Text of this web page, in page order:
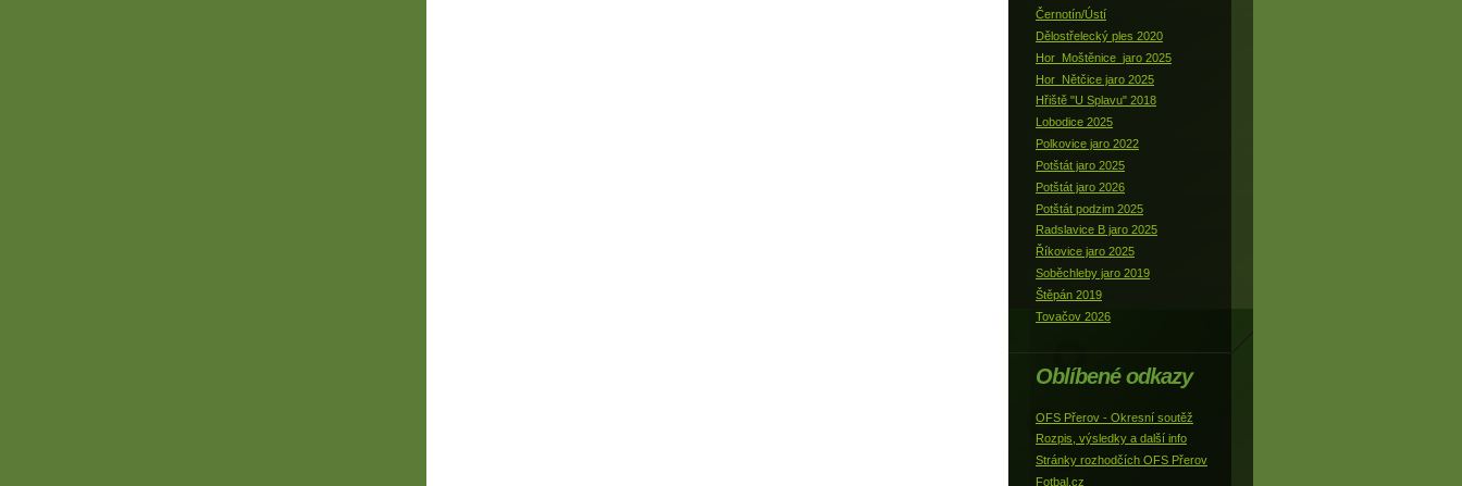
Černotín/Ústí
Dělostřelecký ples 2020
Hor_Moštěnice_jaro 2025
Hor_Nětčice jaro 2025
Hřiště "U Splavu" 2018
Lobodice 2025
Polkovice jaro 2022
Potštát jaro 2025
Potštát jaro 2026
Potštát podzim 2025
Radslavice B jaro 2025
Říkovice jaro 2025
Soběchleby jaro 2019
Štěpán 2019
Tovačov 2026
Oblíbené odkazy
OFS Přerov - Okresní soutěž
Rozpis, výsledky a další info
Stránky rozhodčích OFS Přerov
Fotbal.cz